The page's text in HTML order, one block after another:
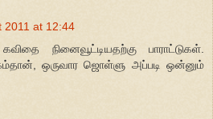
2011 at 12:44
நினைவூட்டியதற்கு பாராட்டுகள்.
ஒருவார ஜொள்ளு அப்படி ஒன்னும்